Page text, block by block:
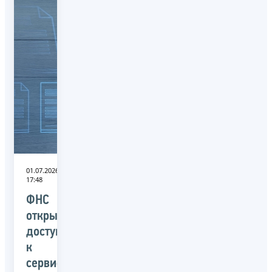
01.07.2026
17:48
ФНС
открыла
доступ
к
сервису